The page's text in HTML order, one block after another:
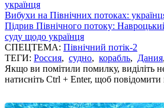
українця
Вибухи на Північних потоках:
Підрив Північного потоку:
суду щодо українця
СПЕЦТЕМА: Північний потік-2
ТЕГИ: Россия, судно, корабль, Дания
Якщо ви помітили помилку, виділіть
натисніть Ctrl + Enter, щоб